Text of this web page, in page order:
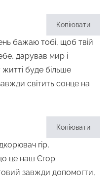
Копіювати
бажаю тобі, щоб твій
дарував мир і
буде більше
світить сонце на
Копіювати
гір,
це наш Єгор.
завжди допомогти,